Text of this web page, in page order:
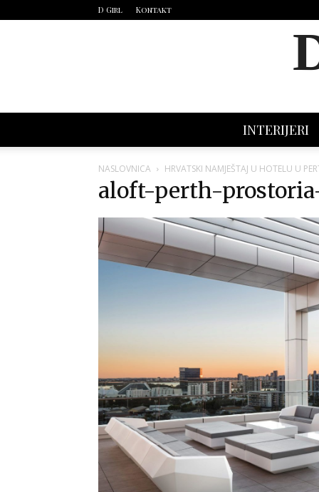
D Girl Kontakt
INTERIJERI
NASLOVNICA HRVATSKI NAMJEŠTAJ U HOTELU U
aloft-perth-